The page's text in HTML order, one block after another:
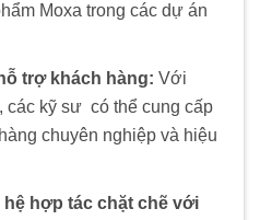
Moxa trong các dự án
trợ khách hàng: Với
các kỹ sư. có thể cung cấp
chuyên nghiệp và hiệu
hợp tác chặt chẽ với